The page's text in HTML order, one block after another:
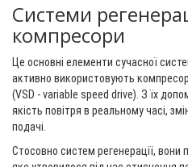
Системи
компресори
Це основні елементи сучасної
активно використовують
(VSD - variable speed drive). З їх
якість повітря в реальному часі,
подачі.
Стосовно систем регенерації, вони